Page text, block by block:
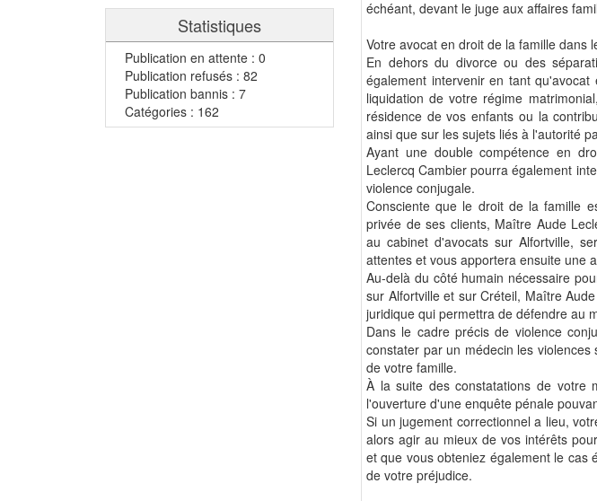
Statistiques
Publication en attente : 0
Publication refusés : 82
Publication bannis : 7
Catégories : 162
échéant, devant le juge aux affaires
Votre avocat en droit de la famille dans
En dehors du divorce ou des
également intervenir en tant
liquidation de votre régime
résidence de vos enfants ou la
ainsi que sur les sujets liés à l'autorité
Ayant une double compétence en
Leclercq Cambier pourra également
violence conjugale.
Consciente que le droit de la famille
privée de ses clients, Maître Aude
au cabinet d'avocats sur Alfortville,
attentes et vous apportera ensuite une
Au-delà du côté humain nécessaire
sur Alfortville et sur Créteil, Maître
juridique qui permettra de défendre au
Dans le cadre précis de violence
constater par un médecin les
de votre famille.
À la suite des constatations de votre
l'ouverture d'une enquête pénale
Si un jugement correctionnel a lieu,
alors agir au mieux de vos intérêts
et que vous obteniez également le cas
de votre préjudice.